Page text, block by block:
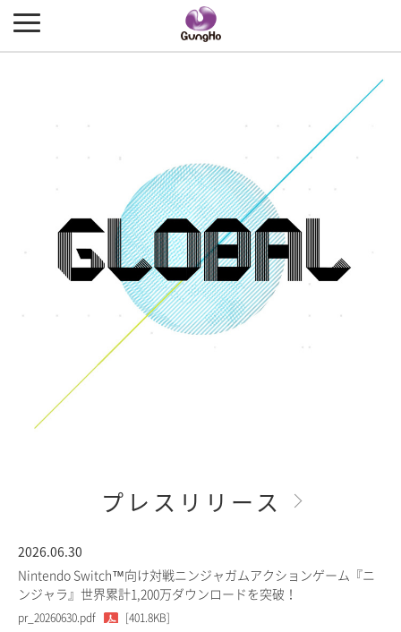
プレスリリース
2026.06.30
Nintendo Switch™向け対戦ニンジャガムアクションゲーム『ニ
ンジャラ』世界累計1,200万ダウンロードを突破！
pr_20260630.pdf [401.8KB]